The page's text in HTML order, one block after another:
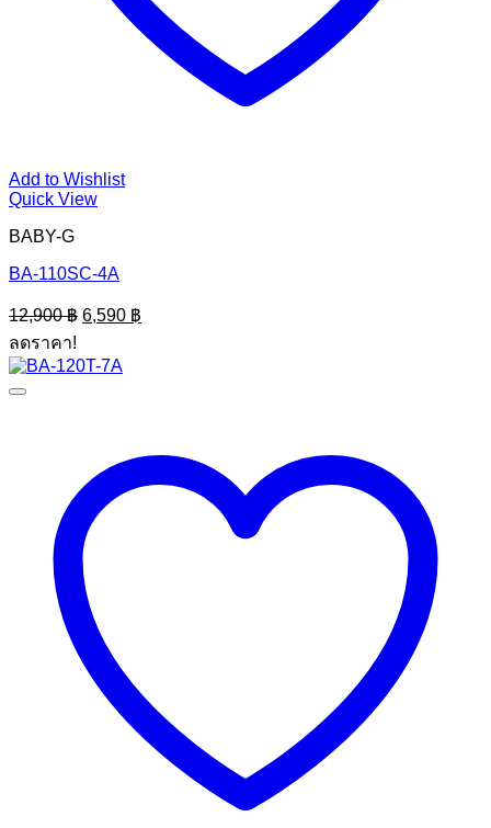
Add to Wishlist
Quick View
BABY-G
BA-110SC-4A
12,900฿ Original
price
12,900 ฿.
6,590 ฿
price
ลดราคา!